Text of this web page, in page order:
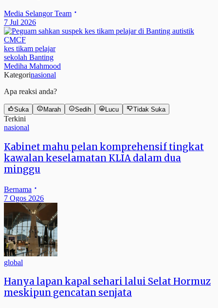
Media Selangor Team
7 Jul 2026
CMCF
kes tikam pelajar
sekolah Banting
Mediha Mahmood
Kategorinasional
Apa reaksi anda?
Suka Marah Sedih Lucu Tidak Suka
Terkini
nasional
Kabinet mahu pelan komprehensif tingkat
kawalan keselamatan KLIA dalam dua
minggu
Bernama
7 Ogos 2026
global
Hanya lapan kapal sehari lalui Selat Hormuz
meskipun gencatan senjata